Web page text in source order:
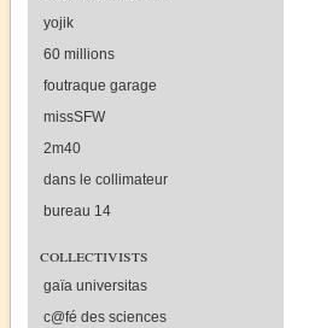
yojik
60 millions
foutraque garage
missSFW
2m40
dans le collimateur
bureau 14
collectivists
gaïa universitas
c@fé des sciences